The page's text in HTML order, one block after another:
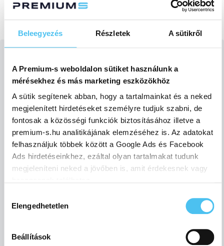
Beleegyezés Részletek A sütikről
A Premium-s weboldalon sütiket használunk a
mérésekhez és más marketing eszközökhöz
A sütik segítenek abban, hogy a tartalmainkat és a neked
megjelenített hirdetéseket személyre tudjuk szabni, de
fontosak a közösségi funkciók biztosításához illetve a
premium-s.hu analitikájának elemzéséhez is. Az adatokat
felhasználjuk többek között a Google Ads és Facebook
Ads hirdetéseinkhez, ezáltal olyan tartalmakat tudunk
megjeleníteni neked a jövőben is, amit érdekesnek vagy
Ennek a biztosításához
arra kérünk, hogy engedd meg
Természetesen
soha semmilyen formában nem fogunk visszaélni ezzel
és később bármikor megváltoztathatod a döntésed ezzel
kiválasztása
Elengedhetetlen
Beállítások
néhány év elteltével 100%-ban újrahasznosítható.
Expressz
ajánlatkérés